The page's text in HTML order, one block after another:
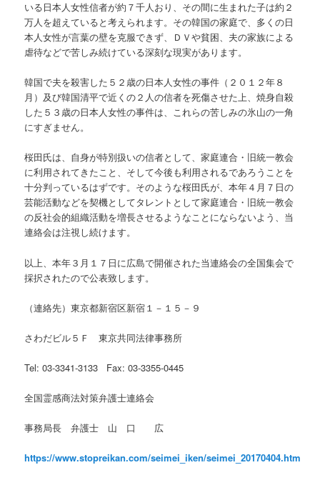
いる日本人女性信者が約７千人おり、その間に生まれた子は約２
万人を超えていると考えられます。その韓国の家庭で、多くの日
本人女性が言葉の壁を克服できず、ＤＶや貧困、夫の家族による
虐待などで苦しみ続けている深刻な現実があります。
韓国で夫を殺害した５２歳の日本人女性の事件（２０１２年８
月）及び韓国清平で近くの２人の信者を死傷させた上、焼身自殺
した５３歳の日本人女性の事件は、これらの苦しみの氷山の一角
にすぎません。
桜田氏は、自身が特別扱いの信者として、家庭連合・旧統一教会
に利用されてきたこと、そして今後も利用されるであろうことを
十分判っているはずです。そのような桜田氏が、本年４月７日の
芸能活動などを契機としてタレントとして家庭連合・旧統一教会
の反社会的組織活動を増長させるようなことにならないよう、当
連絡会は注視し続けます。
以上、本年３月１７日に広島で開催された当連絡会の全国集会で
採択されたので公表致します。
（連絡先）東京都新宿区新宿１－１５－９
さわだビル５Ｆ 東京共同法律事務所
Tel: 03-3341-3133 Fax: 03-3355-0445
全国霊感商法対策弁護士連絡会
事務局長 弁護士 山 口 広
https://www.stopreikan.com/seimei_iken/seimei_20170404.htm